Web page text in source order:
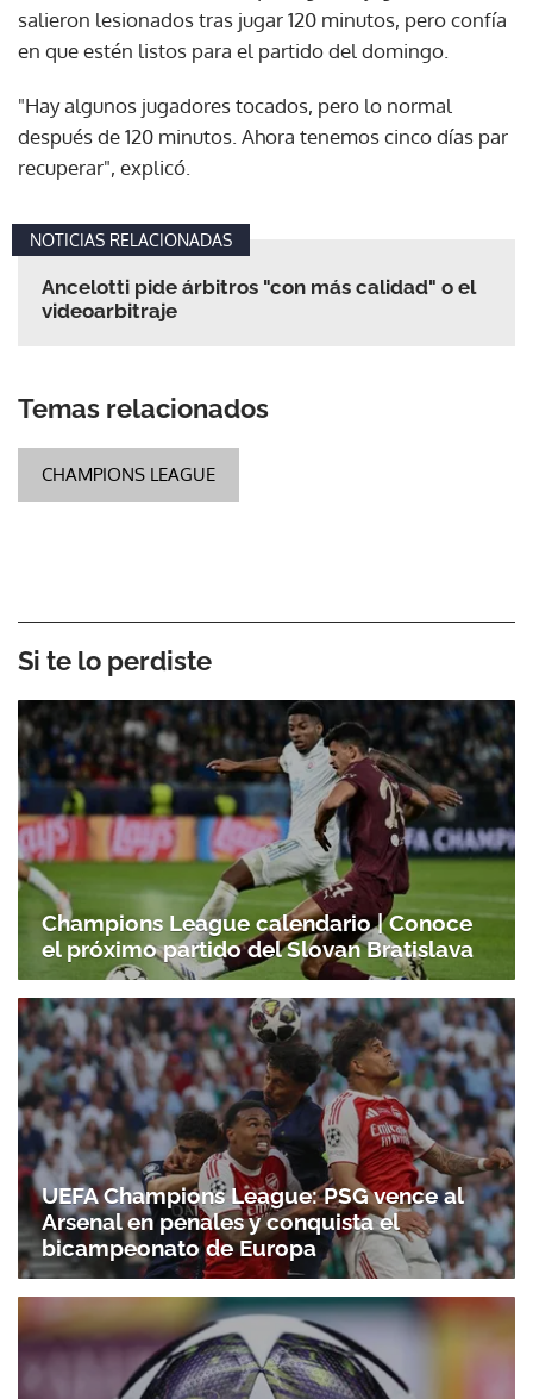
salieron lesionados tras jugar 120 minutos, pero confía
en que estén listos para el partido del domingo.
"Hay algunos jugadores tocados, pero lo normal
después de 120 minutos. Ahora tenemos cinco días par
recuperar", explicó.
NOTICIAS RELACIONADAS
Ancelotti pide árbitros "con más calidad" o el
videoarbitraje
Temas relacionados
CHAMPIONS LEAGUE
Si te lo perdiste
Champions League calendario | Conoce
el próximo partido del Slovan Bratislava
UEFA Champions League: PSG vence al
Arsenal en penales y conquista el
bicampeonato de Europa